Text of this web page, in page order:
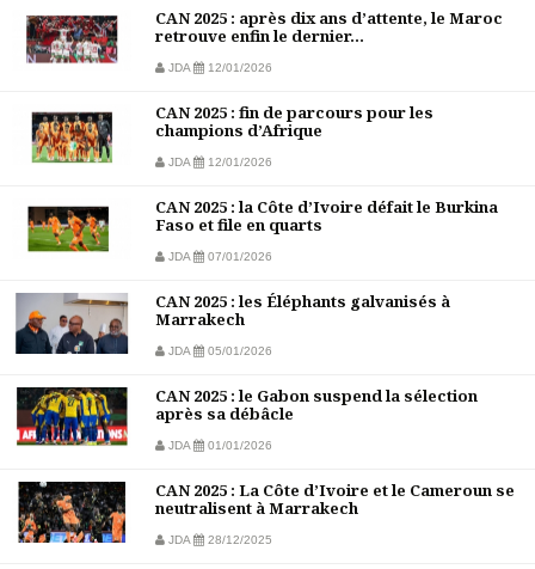
CAN 2025 : après dix ans d’attente, le Maroc
retrouve enfin le dernier...
JDA 12/01/2026
CAN 2025 : fin de parcours pour les
champions d’Afrique
JDA 12/01/2026
CAN 2025 : la Côte d’Ivoire défait le Burkina
Faso et file en quarts
JDA 07/01/2026
CAN 2025 : les Éléphants galvanisés à
Marrakech
JDA 05/01/2026
CAN 2025 : le Gabon suspend la sélection
après sa débâcle
JDA 01/01/2026
CAN 2025 : La Côte d’Ivoire et le Cameroun se
neutralisent à Marrakech
JDA 28/12/2025